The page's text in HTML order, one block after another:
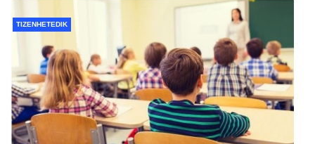
TIZENHETEDIK